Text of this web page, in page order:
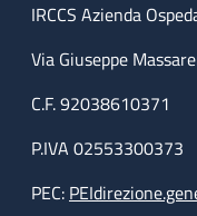
IRCCS Azienda
Via Giuseppe
C.F. 92038610371
P.IVA 02553300373
PEC: